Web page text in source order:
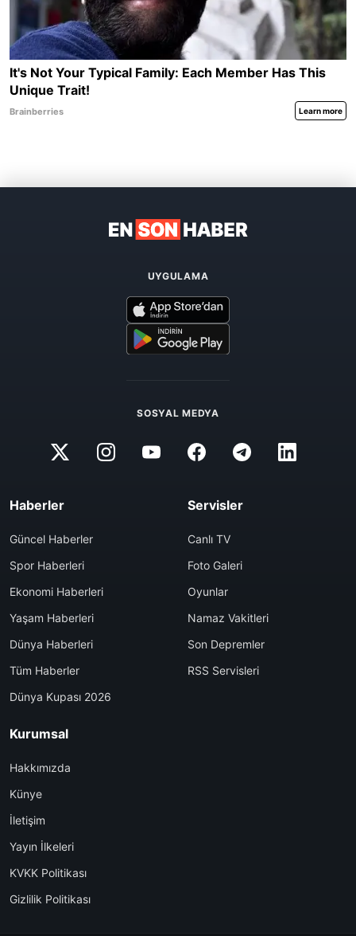
UYGULAMA
SOSYAL MEDYA
Haberler
Güncel Haberler
Spor Haberleri
Ekonomi Haberleri
Yaşam Haberleri
Dünya Haberleri
Tüm Haberler
Dünya Kupası 2026
Servisler
Canlı TV
Foto Galeri
Oyunlar
Namaz Vakitleri
Son Depremler
RSS Servisleri
Kurumsal
Hakkımızda
Künye
İletişim
Yayın İlkeleri
KVKK Politikası
Gizlilik Politikası